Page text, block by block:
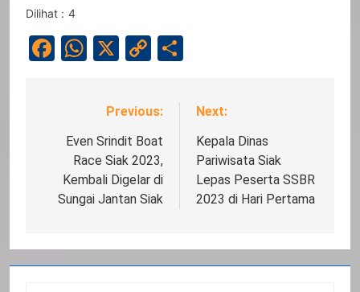
Facebook
WhatsApp
X
Copy
Even Srindit Boat
Race Siak 2023,
Kembali Digelar di
Kepala Dinas
Pariwisata Siak
Lepas Peserta SSBR